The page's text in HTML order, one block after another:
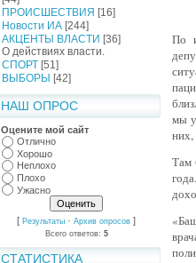
ПРОИСШЕСТВИЯ [16]
Новости ИА [244]
АКЦЕНТЫ ВЛАСТИ [36]
О действиях власти.
СПОРТ [51]
ВЫБОРЫ [42]
НАШ ОПРОС
Оцените мой сайт
Отлично
Хорошо
Неплохо
Плохо
Ужасно
[ Результаты · Архив опросов ]
Всего ответов: 5
СТАТИСТИКА
По
мы
них,
Там